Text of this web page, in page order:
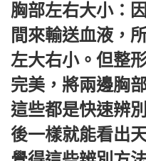
胸部左右大小：
間來輸送血液，
左大右小。但整
完美，將兩邊胸
這些都是快速辨
後一樣就能看出